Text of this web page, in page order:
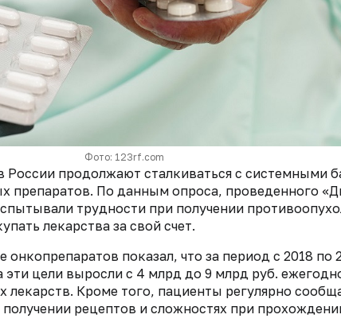
Фото: 123rf.com
России продолжают сталкиваться с системными
препаратов. По данным опроса, проведенного
трудности при получении
лекарства за свой счет.
онкопрепаратов показал, что за период с 2018 по
цели выросли с 4 млрд до 9 млрд руб.
лекарств. Кроме того, пациенты регулярно
рецептов и сложностях при